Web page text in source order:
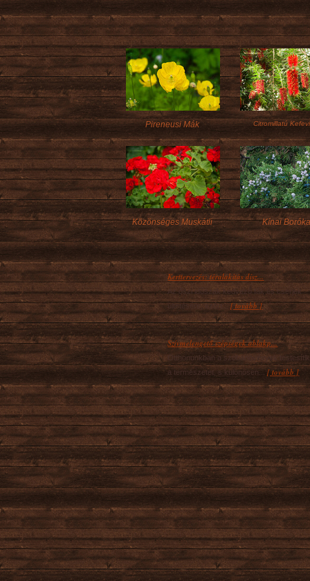
Pireneusi Mák Citromillatú
Közönséges Muskátli Kínai
Kerttervezés: téralakítás dísz...
Az őszi időszak kedvező fák és cserjék
ültetésére, ezért...[ tovább ]
Szívmelengető szépségek ablakp...
Otthonunkban a szobanövények
a természetet, s különösen...[ tovább ]